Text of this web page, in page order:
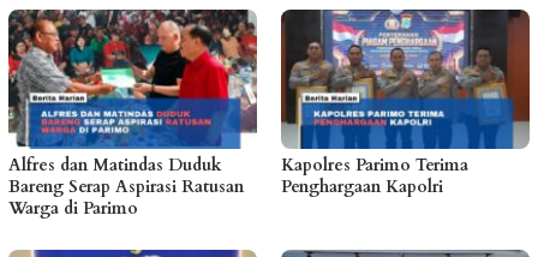
Alfres dan Matindas Duduk
Bareng Serap Aspirasi Ratusan
Warga di Parimo
Kapolres Parimo Terima
Penghargaan Kapolri